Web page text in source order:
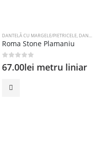
DANTELĂ CU MARGELE/PIETRICELE, DANTELE
Roma Stone Plamaniu
0out of 5
67.00lei metru liniar